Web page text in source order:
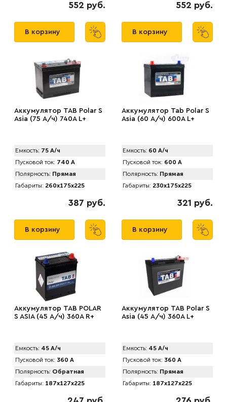
552 руб.
В корзину
552 руб.
В корзину
Аккумулятор TAB Pоlar S
Asia (75 А/ч) 740А L+
Емкость: 75 А/ч
Пусковой ток: 740 А
Полярность: Прямая
Габариты: 260x175x225
387 руб.
В корзину
Аккумулятор Tab Pоlar S
Asia (60 А/ч) 600A L+
Емкость: 60 А/ч
Пусковой ток: 600 А
Полярность: Прямая
Габариты: 230x175x225
321 руб.
В корзину
Аккумулятор TAB PОLAR
S ASIA (45 А/ч) 360А R+
Емкость: 45 А/ч
Пусковой ток: 360 А
Полярность: Обратная
Габариты: 187x127x225
Аккумулятор TAB Pоlar S
Asia (45 А/ч) 360А L+
Емкость: 45 А/ч
Пусковой ток: 360 А
Полярность: Прямая
Габариты: 187x127x225